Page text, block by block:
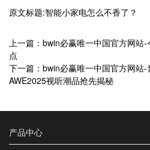
原文标题:智能小家电怎么不香了？
上一篇：bwin必赢唯一中国官方网站
点
下一篇：bwin必赢唯一中国官方网站-
AWE2025视听潮品抢先揭秘
产品中心